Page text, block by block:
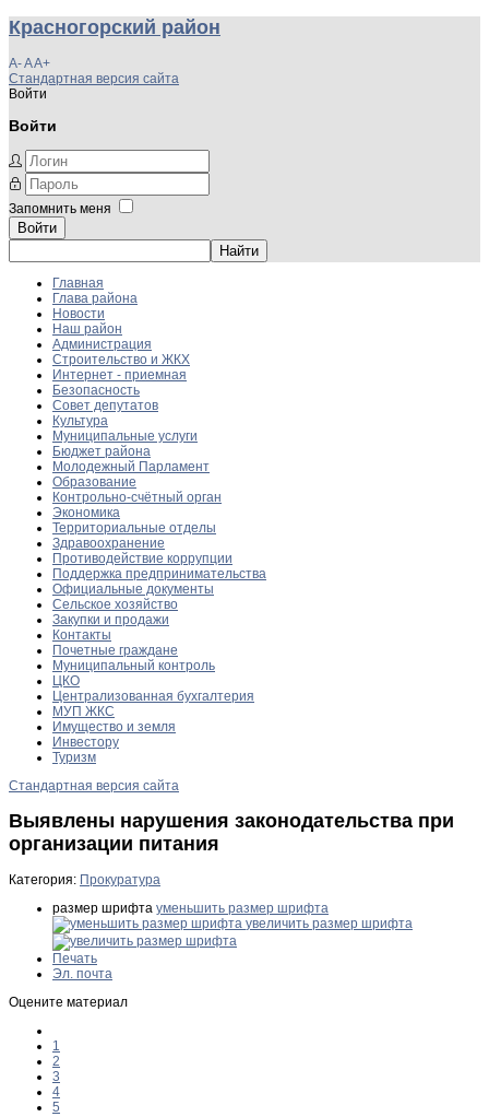
Красногорский район
A-AA+
Стандартная версия сайта
Войти
Войти
Запомнить меня
Войти
Главная
Глава района
Новости
Наш район
Администрация
Строительство и ЖКХ
Интернет - приемная
Безопасность
Совет депутатов
Культура
Муниципальные услуги
Бюджет района
Молодежный Парламент
Образование
Контрольно-счётный орган
Экономика
Территориальные отделы
Здравоохранение
Противодействие коррупции
Поддержка предпринимательства
Официальные документы
Сельское хозяйство
Закупки и продажи
Контакты
Почетные граждане
Муниципальный контроль
ЦКО
Централизованная бухгалтерия
МУП ЖКС
Имущество и земля
Инвестору
Туризм
Стандартная версия сайта
Выявлены нарушения законодательства при
организации питания
Категория: Прокуратура
размер шрифта уменьшить размер шрифта
увеличить размер шрифта
Печать
Эл. почта
Оцените материал
1
2
3
4
5